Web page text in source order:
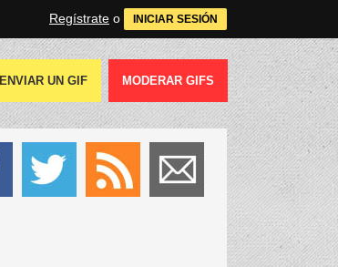
Regístrate o INICIAR SESIÓN
ENVIAR UN GIF MODERAR GIFS